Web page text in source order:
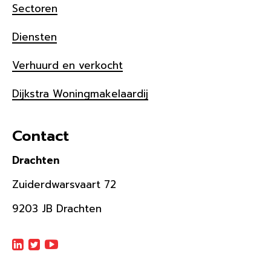
Sectoren
Diensten
Verhuurd en verkocht
Dijkstra Woningmakelaardij
Contact
Drachten
Zuiderdwarsvaart 72
9203 JB Drachten